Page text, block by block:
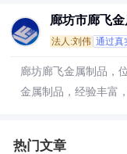
廊坊市廊飞
法人:刘伟 通过真
廊坊廊飞金属制品，
金属制品，经验丰富
热门文章